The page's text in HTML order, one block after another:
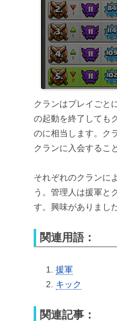
クランはプレイごと
の起動を終了しても
のに相当します。ク
クランに入会するこ
それぞれのクランに
う。管理人は援軍と
す。興味がありまし
関連用語：
援軍
キック
関連記事：